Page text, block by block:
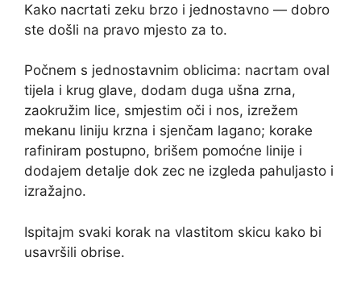
Kako nacrtati zeku brzo i jednostavno — dobro
ste došli na pravo mjesto za to.
Počnem s jednostavnim oblicima: nacrtam oval
tijela i krug glave, dodam duga ušna zrna,
zaokružim lice, smjestim oči i nos, izrežem
mekanu liniju krzna i sjenčam lagano; korake
rafiniram postupno, brišem pomoćne linije i
dodajem detalje dok zec ne izgleda pahuljasto i
izražajno.
Ispitajm svaki korak na vlastitom skicu kako bi
usavršili obrise.